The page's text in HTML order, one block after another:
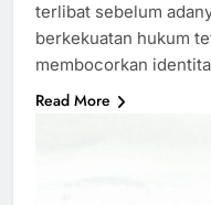
terlibat sebelum
berkekuatan hukum
membocorkan
Read More